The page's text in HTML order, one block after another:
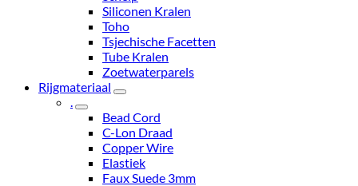
Siliconen Kralen
Toho
Tsjechische Facetten
Tube Kralen
Zoetwaterparels
Rijgmateriaal
.
Bead Cord
C-Lon Draad
Copper Wire
Elastiek
Faux Suede 3mm